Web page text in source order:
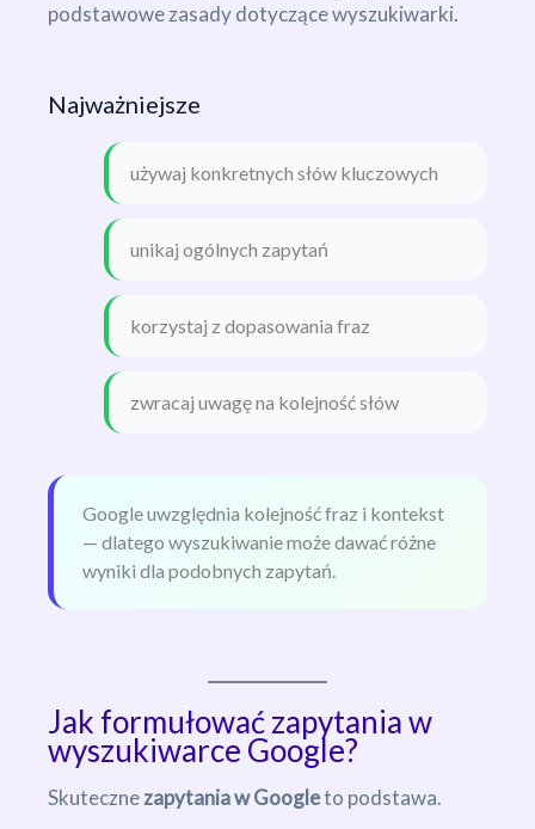
podstawowe zasady dotyczące wyszukiwarki.
Najważniejsze
używaj konkretnych słów kluczowych
unikaj ogólnych zapytań
korzystaj z dopasowania fraz
zwracaj uwagę na kolejność słów
Google uwzględnia kolejność fraz i kontekst
— dlatego wyszukiwanie może dawać różne
wyniki dla podobnych zapytań.
Jak formułować zapytania w
wyszukiwarce Google?
Skutecznezapytania w Googleto podstawa.